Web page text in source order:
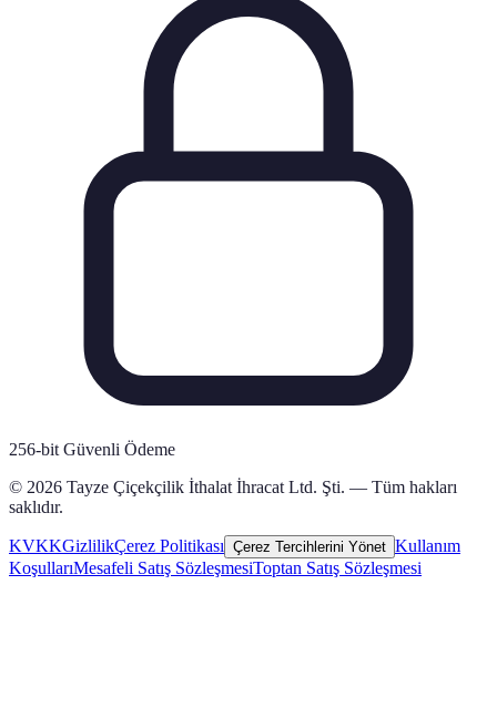
256-bit Güvenli Ödeme
© 2026 Tayze Çiçekçilik İthalat İhracat Ltd. Şti. — Tüm hakları
saklıdır.
KVKKGizlilikÇerez Politikası Çerez Tercihlerini Yönet Kullanım
KoşullarıMesafeli Satış SözleşmesiToptan Satış Sözleşmesi